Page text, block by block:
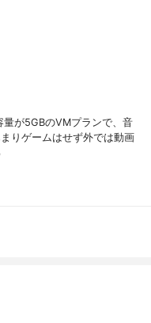
量が5GBのVMプランで、音
りゲームはせず外では動画